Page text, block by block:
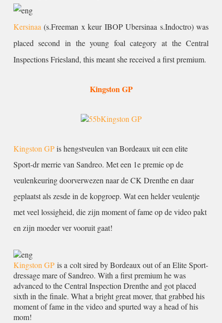
Kersinaa(s.Freeman x keur IBOP Ubersinaa s.Indoctro) was
placed second in the young foal category at the Central
Inspections Friesland, this meant she received a first premium.
Kingston GP
Kingston GPis hengstveulen van Bordeaux uit een elite
Sport-dr merrie van Sandreo. Met een 1e premie op de
veulenkeuring doorverwezen naar de CK Drenthe en daar
geplaatst als zesde in de kopgroep. Wat een helder veulentje
met veel lossigheid, die zijn moment of fame op de video pakt
en zijn moeder ver vooruit gaat!
Kingston GPis a colt sired by Bordeaux out of an Elite Sport-
dressage mare of Sandreo. With a first premium he was
advanced to the Central Inspection Drenthe and got placed
sixth in the finale. What a bright great mover, that grabbed his
moment of fame in the video and spurted way a head of his
mom!